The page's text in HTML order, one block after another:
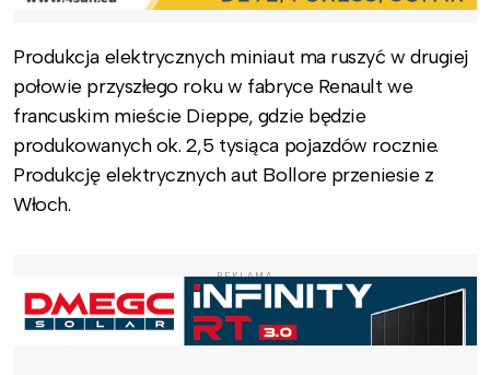
Produkcja elektrycznych miniaut ma ruszyć w drugiej
połowie przyszłego roku w fabryce Renault we
francuskim mieście Dieppe, gdzie będzie
produkowanych ok. 2,5 tysiąca pojazdów rocznie.
Produkcję elektrycznych aut Bollore przeniesie z
Włoch.
REKLAMA